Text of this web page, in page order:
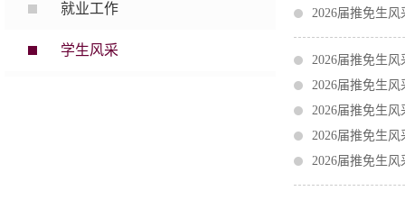
就业工作
学生风采
2026届推免生
2026届推免生
2026届推免生
2026届推免生
2026届推免生
2026届推免生